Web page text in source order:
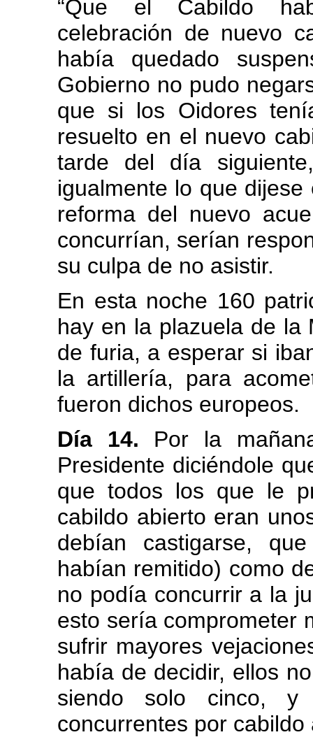
“Que el Cabildo
celebración de nuevo
había quedado
Gobierno no pudo
que si los Oidores
resuelto en el nuevo
tarde del día
igualmente lo que
reforma del nuevo
concurrían, serían
su culpa de no asistir.
En esta noche 160
hay en la plazuela de la
de furia, a esperar si
la artillería, para
fueron dichos europeos.
Día 14. Por la
Presidente diciéndole
que todos los que le
cabildo abierto eran
debían castigarse,
habían remitido) como
no podía concurrir a la
esto sería comprometer
sufrir mayores
había de decidir, ellos
siendo solo cinco, y
concurrentes por cabildo